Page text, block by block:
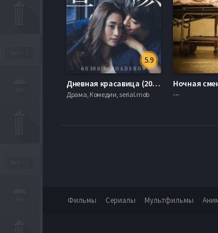
5.9
Дневная красавица (2017)
Драма, Комедии, serial.mob
Ночная
---
Фильмы Сериалы Мультфильмы